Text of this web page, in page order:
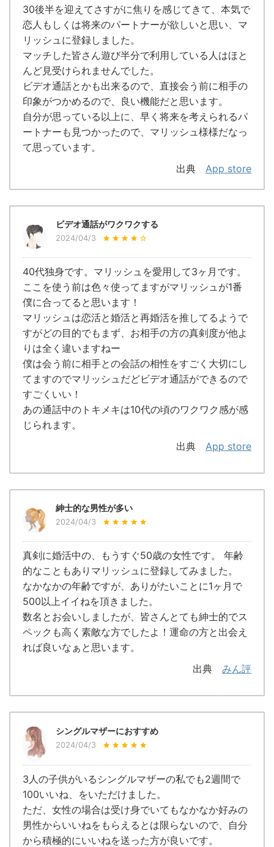
30後半を迎えてさすがに焦りを感じてきて、本気で
恋人もしくは将来のパートナーが欲しいと思い、マ
リッシュに登録しました。
マッチした皆さん遊び半分で利用している人はほと
んど見受けられませんでした。
ビデオ通話とかも出来るので、直接会う前に相手の
印象がつかめるので、良い機能だと思います。
自分が思っている以上に、早く将来を考えられるパ
ートナーも見つかったので、マリッシュ様様だなっ
て思っています。
出典 App store
ビデオ通話がワクワクする
2024/04/3
40代独身です。マリッシュを愛用して3ヶ月です。
ここを使う前は色々使ってますがマリッシュが1番
僕に合ってると思います！
マリッシュは恋活と婚活と再婚活を推してるようで
すがどの目的でもまず、お相手の方の真剣度が他よ
りは全く違いますねー
僕は会う前に相手との会話の相性をすごく大切にし
てますのでマリッシュだどビデオ通話ができるので
すごくいい！
あの通話中のトキメキは10代の頃のワクワク感が感
じられます。
出典 App store
紳士的な男性が多い
2024/04/3
真剣に婚活中の、もうすぐ50歳の女性です。 年齢
的なこともありマリッシュに登録してみました。
なかなかの年齢ですが、ありがたいことに1ヶ月で
500以上イイねを頂きました。
数名とお会いしましたが、皆さんとても紳士的でス
ペックも高く素敵な方でしたよ！運命の方と出会え
れば良いなぁと思います。
出典 みん評
シングルマザーにおすすめ
2024/04/3
3人の子供がいるシングルマザーの私でも2週間で
100いいね、をいただけました。
ただ、女性の場合は受け身でいてもなかなか好みの
男性からいいねをもらえるとは限らないので、自分
から積極的にいいねを送った方が良いです。